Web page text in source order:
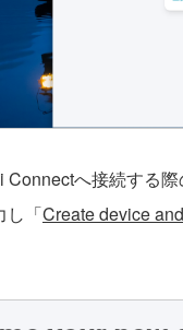
Connectへ接続する
し「Create device